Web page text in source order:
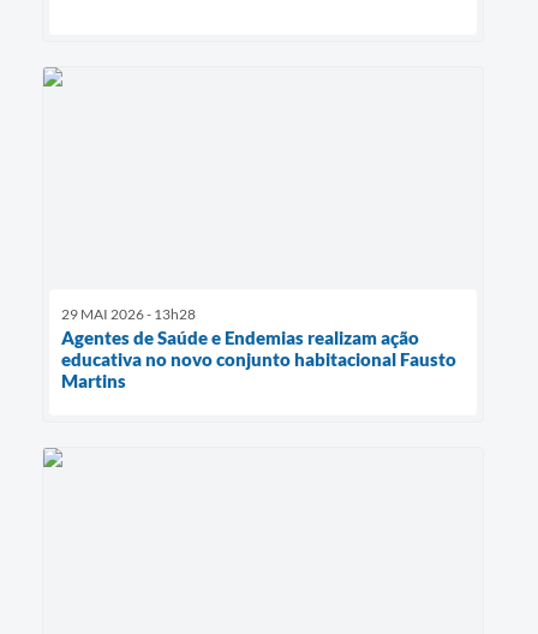
29 MAI 2026 - 13h28
Agentes de Saúde e Endemias realizam ação
educativa no novo conjunto habitacional Fausto
Martins